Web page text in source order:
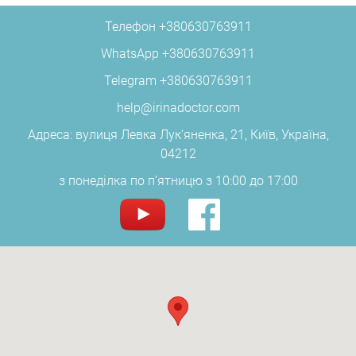
Телефон +380630763911
WhatsApp +380630763911
Telegram +380630763911
help@irinadoctor.com
Адреса: вулиця Левка Лук'яненка, 21, Київ, Україна,
04212
з понеділка по п’ятницю з 10:00 до 17:00